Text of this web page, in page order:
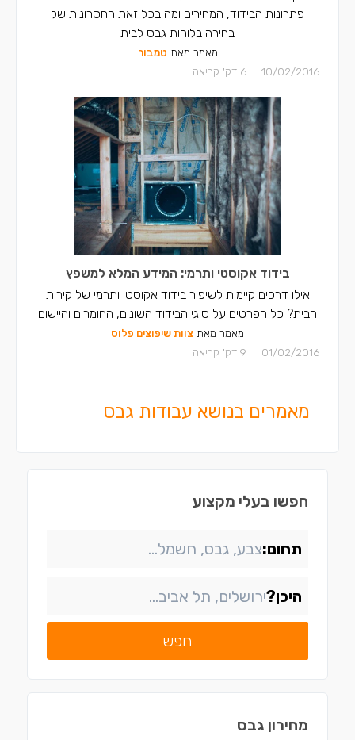
פתרונות הבידוד, המחירים ומה בכל זאת החסרונות של
בחירה בלוחות גבס לבית
מאמר מאת טמבור
10/02/2016
6 דק' קריאה
בידוד אקוסטי ותרמי: המידע המלא למשפץ
אילו דרכים קיימות לשיפור בידוד אקוסטי ותרמי של קירות
הבית? כל הפרטים על סוגי הבידוד השונים, החומרים והיישום
מאמר מאת צוות שיפוצים פלוס
01/02/2016
9 דק' קריאה
מאמרים בנושא עבודות גבס
חפשו בעלי מקצוע
תחום:
היכן?
חפש
מחירון גבס